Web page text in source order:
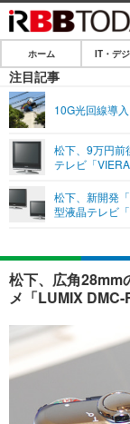
ホーム
IT・デジタル
ネタ
ショッピン
エンタメ
エンタメ
音楽
ショッピング
ライフ
ライフTOP
ペット
リリース一覧
プッシュ通知の停
ホーム IT・デ
注目記事
10G光回線導
松下、9万円前
テレビ「
松下、新開発
型液晶テレビ
松下、広角28mm
メ「LUMIX